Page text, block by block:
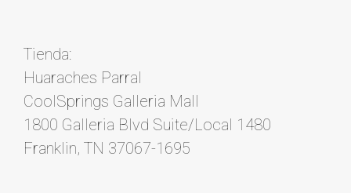
Tienda:
Huaraches Parral
CoolSprings Galleria Mall
1800 Galleria Blvd Suite/Local 1480
Franklin, TN 37067-1695